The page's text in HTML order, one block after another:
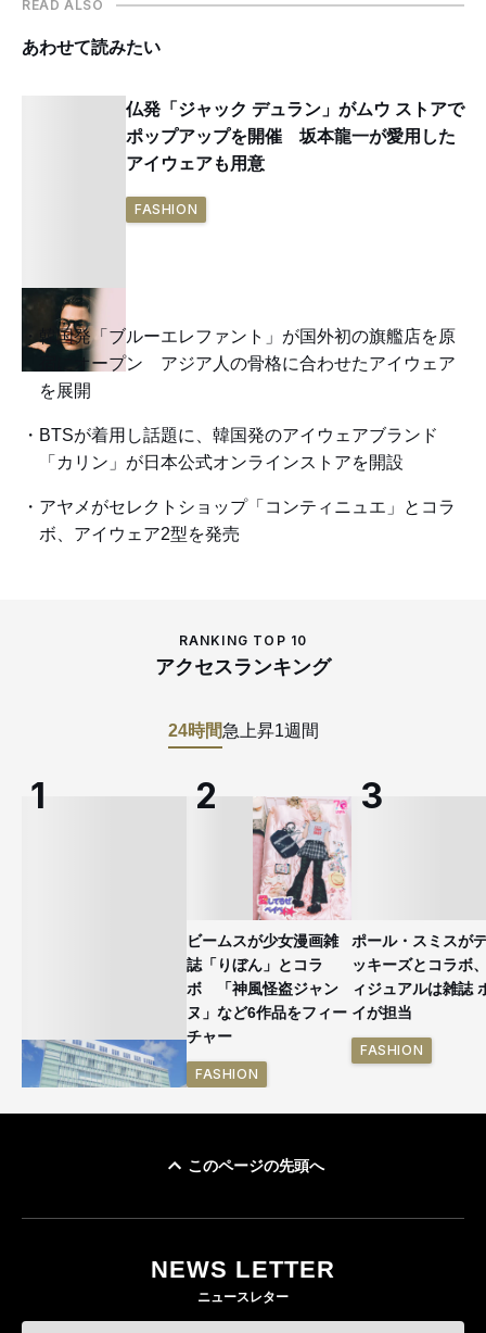
READ ALSO
あわせて読みたい
仏発「ジャック デュラン」がムウ ストアで
ポップアップを開催 坂本龍一が愛用した
アイウェアも用意
FASHION
韓国発「ブルーエレファント」が国外初の旗艦店を原
宿にオープン アジア人の骨格に合わせたアイウェア
を展開
BTSが着用し話題に、韓国発のアイウェアブランド
「カリン」が日本公式オンラインストアを開設
アヤメがセレクトショップ「コンティニュエ」とコラ
ボ、アイウェア2型を発売
RANKING TOP 10
アクセスランキング
24時間急上昇1週間
ビームスが少女漫画雑
誌「りぼん」とコラ
ボ 「神風怪盗ジャン
ヌ」など6作品をフィー
チャー
FASHION
ポール・スミスが
ッキーズとコラボ
ィジュアルは雑誌
イが担当
FASHION
このページの先頭へ
NEWS LETTER
ニュースレター